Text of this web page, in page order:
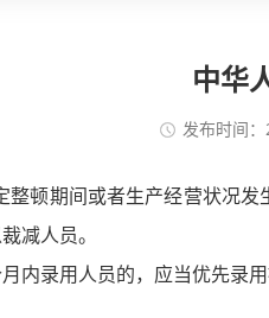
中华
发布时间
顿期间或者生产经营状况发
减人员。
内录用人员的，应当优先录用